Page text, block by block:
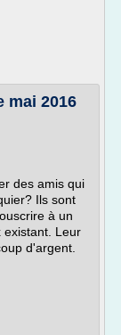
mai 2016
des amis qui
Ils sont
à un
existant. Leur
d'argent.